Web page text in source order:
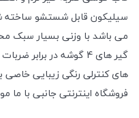
سیلیکون قابل شستشو ساخته
می باشد با وزنی بسیار سبک
گیر های 4 گوشه در
های کنترلی رنگی زیبایی
فروشگاه اینترنتی جانبی با ما